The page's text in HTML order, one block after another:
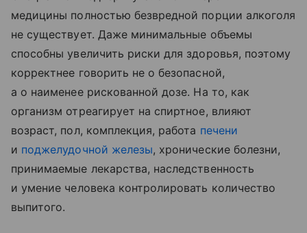
медицины полностью безвредной порции алкоголя
не существует. Даже минимальные объемы
способны увеличить риски для здоровья, поэтому
корректнее говорить не о безопасной,
а о наименее рискованной дозе. На то, как
организм отреагирует на спиртное, влияют
возраст, пол, комплекция, работа печени
и поджелудочной железы, хронические болезни,
принимаемые лекарства, наследственность
и умение человека контролировать количество
выпитого.